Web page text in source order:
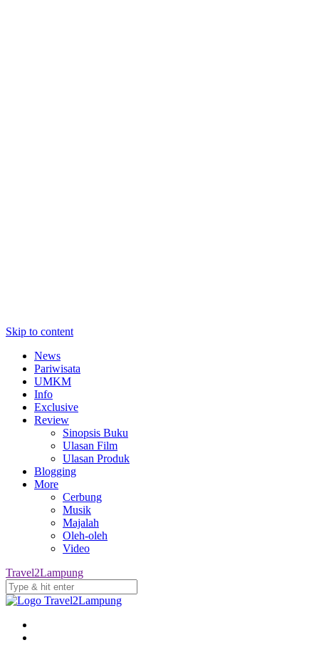
Skip to content
News
Pariwisata
UMKM
Info
Exclusive
Review
Sinopsis Buku
Ulasan Film
Ulasan Produk
Blogging
More
Cerbung
Musik
Majalah
Oleh-oleh
Video
Travel2Lampung